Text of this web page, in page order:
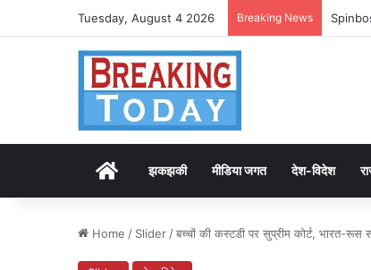
Tuesday, August 4 2026 Breaking News
Homeझकझकी मीडिया जगत देश-विदेश
Home / Slider /बच्चों की कस्टडी पर सुप्रीम कोर्ट, भारत-रूस